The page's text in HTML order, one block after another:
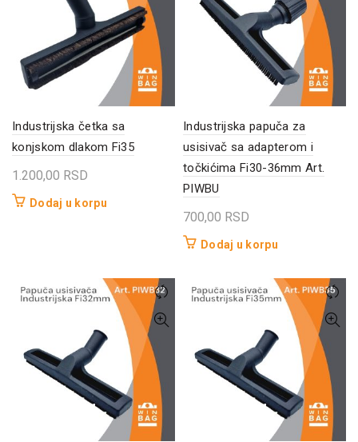
Industrijska četka sa
konjskom dlakom Fi35
1.200,00 RSD
Dodaj u korpu
Industrijska papuča za
usisivač sa adapterom i
točkićima Fi30-36mm Art.
PIWBU
700,00 RSD
Dodaj u korpu